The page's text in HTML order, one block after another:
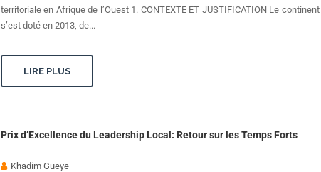
territoriale en Afrique de l’Ouest 1. CONTEXTE ET JUSTIFICATION Le continent
s’est doté en 2013, de...
LIRE PLUS
Prix d’Excellence du Leadership Local: Retour sur les Temps Forts
Khadim Gueye